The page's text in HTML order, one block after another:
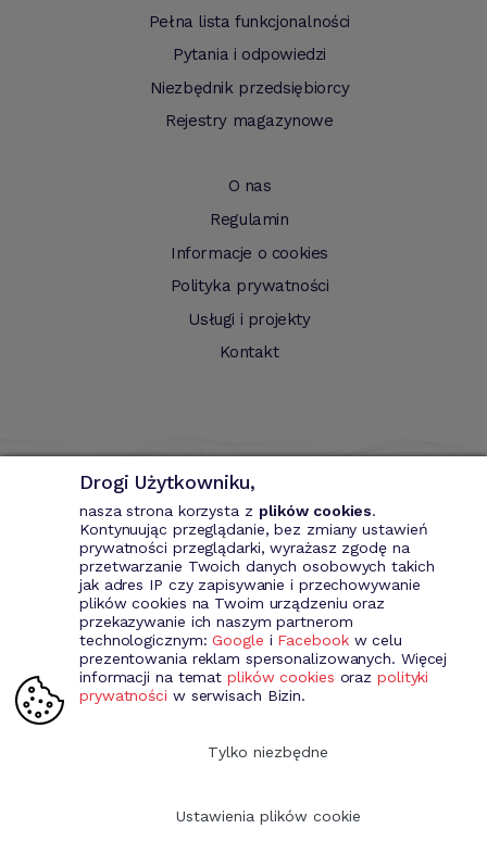
Pełna lista funkcjonalności
Pytania i odpowiedzi
Niezbędnik przedsiębiorcy
Rejestry magazynowe
O nas
Regulamin
Informacje o cookies
Polityka prywatności
Usługi i projekty
Kontakt
Bizin - System wspomagający przedsiębiorce. Wystawianie
dokumentów przychodowych (faktury VAT, fakury marża, faktury
MP, rachunki itd.). Rejestr kontrahentów wraz z rozbudowaną
analizą, gospodarka magazynowa, środki trwale, analiza sprzedaży i
kosztów prowadzenia działalności itd.
Copyright 2009-2026 Bizin Sp. z o.o.
Drogi Użytkowniku,
nasza strona korzysta z plików cookies.
Kontynuując przeglądanie, bez zmiany ustawień
prywatności przeglądarki, wyrażasz zgodę na
przetwarzanie Twoich danych osobowych takich
jak adres IP czy zapisywanie i przechowywanie
plików cookies na Twoim urządzeniu oraz
przekazywanie ich naszym partnerom
technologicznym:Google i Facebookw celu
prezentowania reklam spersonalizowanych. Więcej
informacji na tematplików cookies orazpolityki
prywatności w serwisach Bizin.
Tylko niezbędne
Ustawienia plików cookie